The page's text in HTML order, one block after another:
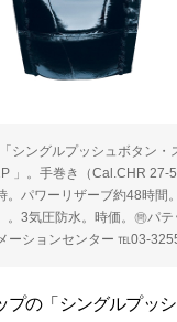
シングルプッシュボタン・
」。手巻き（Cal.CHR 27-
。パワーリザーブ約48時間
。3気圧防水。時価。㉄パ
ーションセンター ℡03-
の「シングルプッ